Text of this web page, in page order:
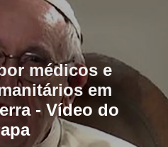
médicos e
em
- Vídeo do